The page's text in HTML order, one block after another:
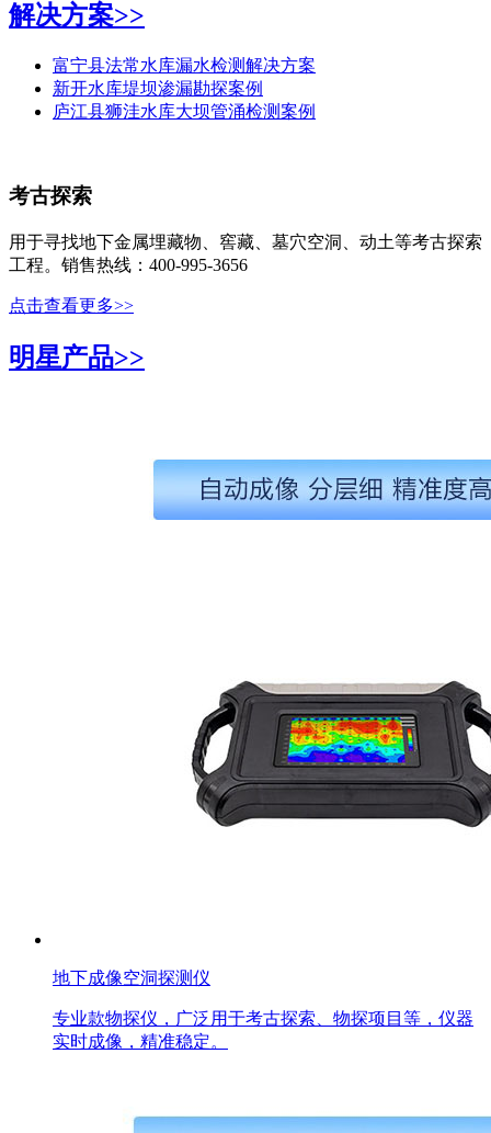
解决方案>>
富宁县法常水库漏水检测解决方案
新开水库堤坝渗漏勘探案例
庐江县狮洼水库大坝管涌检测案例
考古探索
用于寻找地下金属埋藏物、窖藏、墓穴空洞、动土等考古探索
工程。销售热线：400-995-3656
点击查看更多>>
明星产品>>
地下成像空洞探测仪
专业款物探仪，广泛用于考古探索、物探项目等，仪器
实时成像，精准稳定。